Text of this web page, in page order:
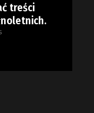
treści